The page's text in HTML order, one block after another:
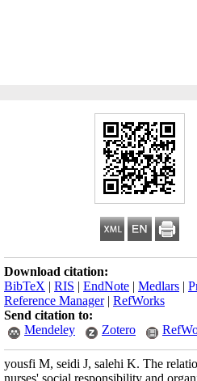
Download citation:
BibTeX | RIS | EndNote | Medlars |
Reference Manager| RefWorks
Send citation to:
Mendeley
Zotero
yousfi M, seidi J, salehi K. The
nurses' social responsibility and